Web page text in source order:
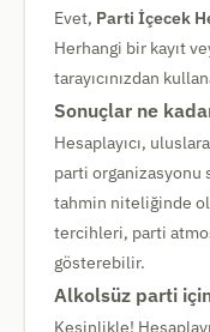
Evet, Parti İçecek
Herhangi bir kayıt
tarayıcınızdan
Sonuçlar ne
Hesaplayıcı,
parti organizasyonu
tahmin niteliğinde
tercihleri, parti
gösterebilir.
Alkolsüz parti
Kesinlikle!